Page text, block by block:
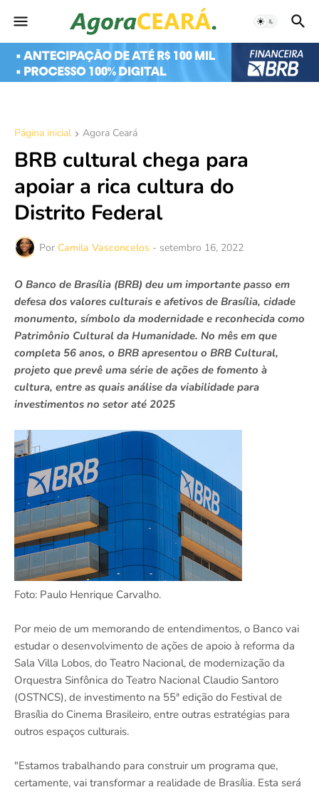
Página inicial Agora Ceará
BRB cultural chega para
apoiar a rica cultura do
Distrito Federal
Por Camila Vasconcelos - setembro 16, 2022
O Banco de Brasília (BRB) deu um importante passo em
defesa dos valores culturais e afetivos de Brasília, cidade
monumento, símbolo da modernidade e reconhecida como
Patrimônio Cultural da Humanidade. No mês em que
completa 56 anos, o BRB apresentou o BRB Cultural,
projeto que prevê uma série de ações de fomento à
cultura, entre as quais análise da viabilidade para
investimentos no setor até 2025
Foto: Paulo Henrique Carvalho.
Por meio de um memorando de entendimentos, o Banco vai
estudar o desenvolvimento de ações de apoio à reforma da
Sala Villa Lobos, do Teatro Nacional, de modernização da
Orquestra Sinfônica do Teatro Nacional Claudio Santoro
(OSTNCS), de investimento na 55ª edição do Festival de
Brasília do Cinema Brasileiro, entre outras estratégias para
outros espaços culturais.
"Estamos trabalhando para construir um programa que,
certamente, vai transformar a realidade de Brasília. Esta será